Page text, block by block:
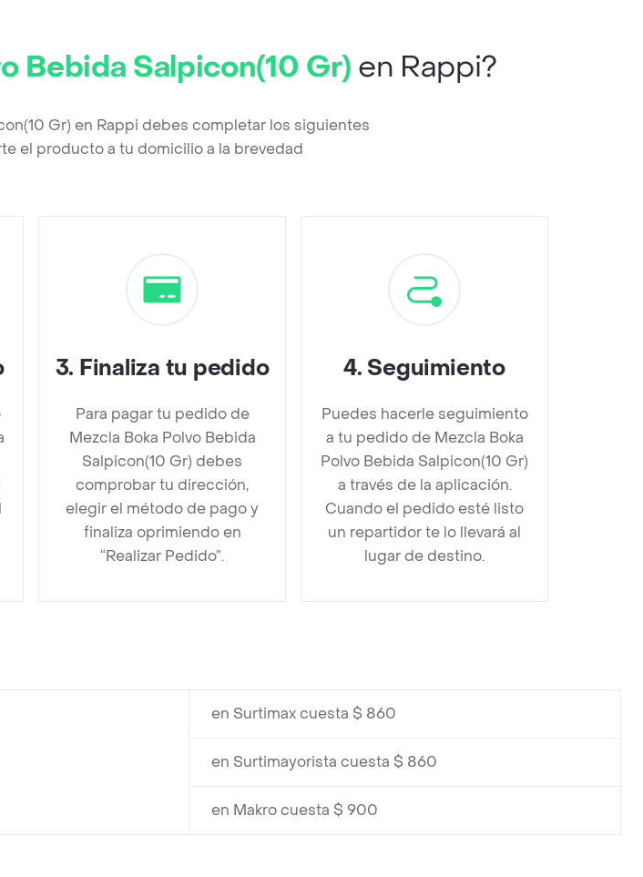
Bebida Salpicon(10 Gr) en Rappi?
Gr) en Rappi debes completar los siguientes
el producto a tu domicilio a la brevedad
3. Finaliza tu pedido
Para pagar tu pedido de
Mezcla Boka Polvo Bebida
Salpicon(10 Gr) debes
comprobar tu dirección,
elegir el método de pago y
finaliza oprimiendo en
“Realizar Pedido”.
4. Seguimiento
Puedes hacerle seguimiento
a tu pedido de Mezcla Boka
Polvo Bebida Salpicon(10 Gr)
a través de la aplicación.
Cuando el pedido esté listo
un repartidor te lo llevará al
lugar de destino.
en Surtimax cuesta $ 860
en Surtimayorista cuesta $ 860
en Makro cuesta $ 900